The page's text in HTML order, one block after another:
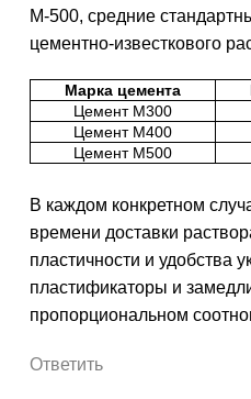
М-500, средние
цементно-известкового
Марка цемента
Цемент М300
Цемент М400
Цемент М500
В каждом конкретном
времени доставки
пластичности и удобства
пластификаторы и
пропорциональном
Ответить